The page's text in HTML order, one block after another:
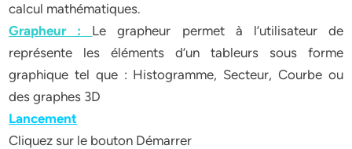
calcul mathématiques.
Grapheur :
Le grapheur permet à l’utilisateur de
représente les éléments d’un tableurs sous forme
graphique tel que : Histogramme, Secteur, Courbe ou
des graphes 3D
Lancement
Cliquez sur le bouton Démarrer